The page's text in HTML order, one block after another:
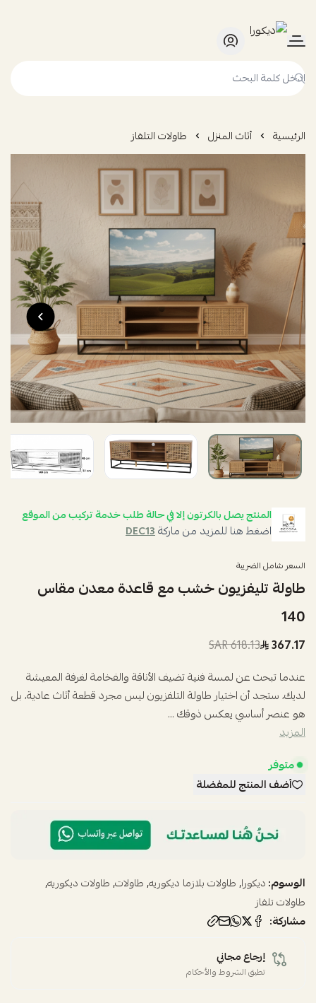
ديكورا
الرئيسية أثاث المنزل طاولات التلفاز
المنتج يصل بالكرتون إلا في حالة طلب خدمة تركيب من الموقع
اضغط هنا للمزيد من ماركةDEC13
السعر شامل الضريبة
طاولة تليفزيون خشب مع قاعدة معدن مقاس
140
367.17
618.13 SAR
عندما تبحث عن لمسة فنية تضيف الأناقة والفخامة لغرفة المعيشة
لديك، ستجد أن اختيار طاولة التلفزيون ليس مجرد قطعة أثاث عادية، بل
هو عنصر أساسي يعكس ذوقك ...
المزيد
متوفر
أضف المنتج للمفضلة
الوسوم:ديكورا,طاولات بلازما ديكوريه,طاولات,طاولات ديكوريه,
طاولات تلفاز
مشاركة:
إرجاع مجاني
تطبق الشروط والأحكام